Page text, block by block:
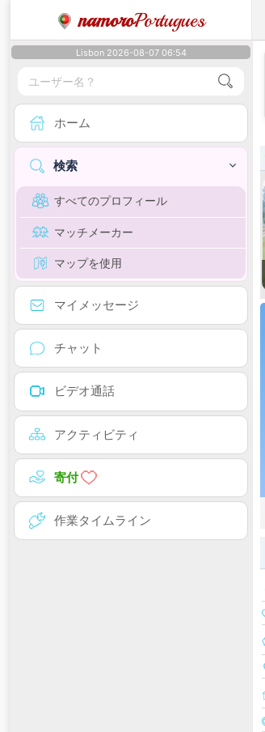
namoroPortugues
Lisbon 2026-08-07 06:54
ホーム
検索
すべてのプロフィール
マッチメーカー
マップを使用
マイメッセージ
チャット
ビデオ通話
アクティビティ
寄付
作業タイムライン